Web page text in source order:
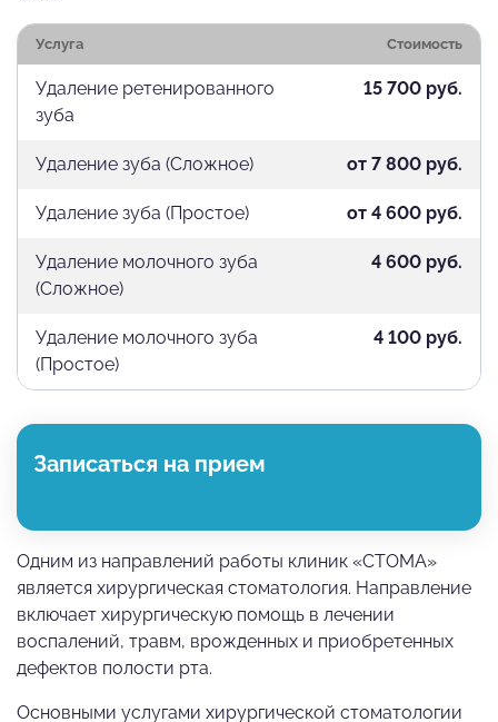
Услуга Стоимость
Удаление ретенированного
зуба
15 700 руб.
Удаление зуба (Сложное) от 7 800 руб.
Удаление зуба (Простое) от 4 600 руб.
Удаление молочного зуба
(Сложное)
4 600 руб.
Удаление молочного зуба
(Простое)
4 100 руб.
Записаться на прием
Одним из направлений работы клиник «СТОМА»
является хирургическая стоматология. Направление
включает хирургическую помощь в лечении
воспалений, травм, врожденных и приобретенных
дефектов полости рта.
Основными услугами хирургической стоматологии